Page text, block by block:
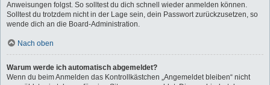
Anweisungen folgst. So solltest du dich schnell wieder anmelden können.
Solltest du trotzdem nicht in der Lage sein, dein Passwort zurückzusetzen, so
wende dich an die Board-Administration.
Nach oben
Warum werde ich automatisch abgemeldet?
Wenn du beim Anmelden das Kontrollkästchen „Angemeldet bleiben“ nicht